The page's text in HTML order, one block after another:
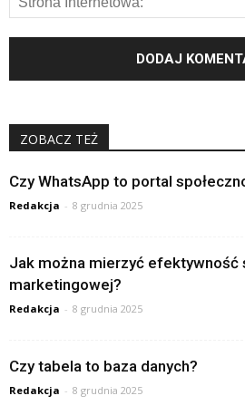
ZOBACZ TEŻ
Czy WhatsApp to portal
Redakcja - 8 grudnia 2025
Jak można mierzyć efektywność
marketingowej?
Redakcja - 8 grudnia 2025
Czy tabela to baza danych?
Redakcja - 8 grudnia 2025